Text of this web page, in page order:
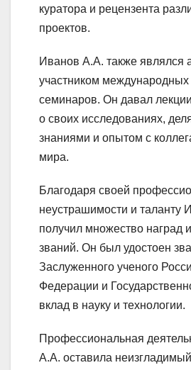
куратора и рецензента
проектов.
Иванов А.А. также являлся
участником
семинаров. Он давал
о своих исследованиях,
знаниями и опытом с
мира.
Благодаря своей
неустрашимости и таланту
получил множество наград
званий. Он был удостоен
Заслуженного ученого
Федерации и
вклад в науку и технологии.
Профессиональная
А.А. оставила